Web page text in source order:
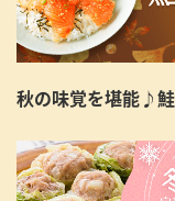
秋の味覚を堪能♪